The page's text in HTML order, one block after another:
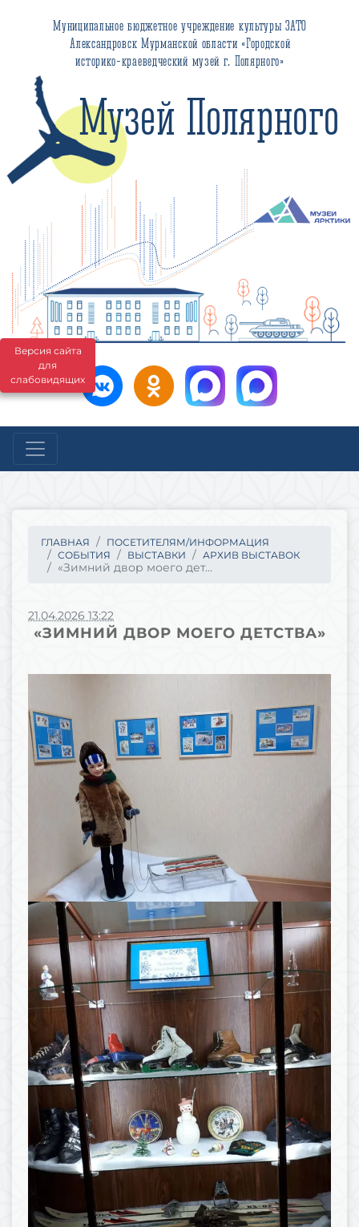
Версия сайта
для
слабовидящих
Муниципальное бюджетное учреждение культуры ЗАТО
Александровск Мурманской области «Городской
историко-краеведческий музей г. Полярного»
ГЛАВНАЯ
ПОСЕТИТЕЛЯМ/ИНФОРМАЦИЯ
СОБЫТИЯ
ВЫСТАВКИ АРХИВ ВЫСТАВОК
«Зимний двор моего дет...
21.04.2026 13:22
«ЗИМНИЙ ДВОР МОЕГО ДЕТСТВА»